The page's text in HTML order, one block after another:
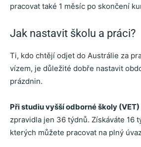
pracovat také 1 měsíc po skončení
Jak nastavit školu a práci?
Ti, kdo chtějí odjet do Austrálie za
vízem, je důležité dobře nastavit
prázdnin.
Při studiu vyšší odborné školy (VET)
zpravidla jen 36 týdnů. Získáváte 16
kterých můžete pracovat na plný